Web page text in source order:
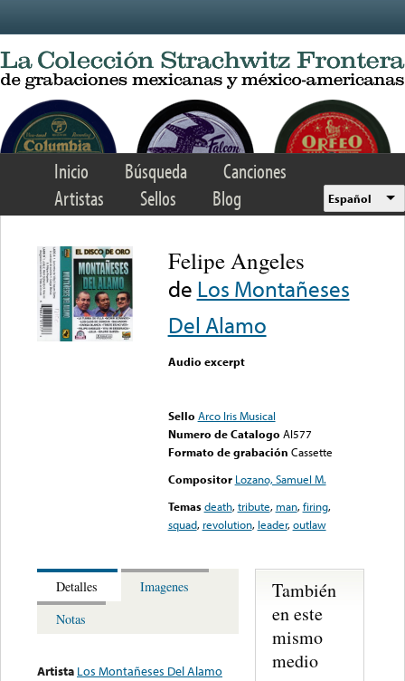
Inicio Búsqueda
Canciones
Artistas
Sellos Blog Español
Felipe Angeles
de Los Montañeses
Del Alamo
Audio excerpt
Sello Arco Iris Musical
Numero de Catalogo AI577
Formato de grabación Cassette
Compositor Lozano, Samuel M.
Temas death,tribute, man,firing,
squad, revolution, leader,outlaw
Detalles
Imagenes
Notas
Artista Los Montañeses Del Alamo
También
en este
mismo
medio